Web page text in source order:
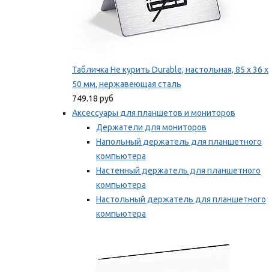
Табличка Не курить Durable, настольная, 85 x 36 x
50 мм, нержавеющая сталь
749.18 руб
Аксессуары для планшетов и мониторов
Держатели для мониторов
Напольный держатель для планшетного
компьютера
Настенный держатель для планшетного
компьютера
Настольный держатель для планшетного
компьютера